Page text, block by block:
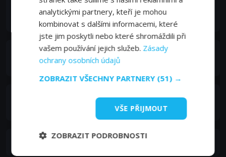
Billy Kearns
Mario David
Guillaume
Sophie Destrade
analytickými partnery, kteří je mohou
kombinovat s dalšími informacemi, které
jste jim poskytli nebo které shromáždili při
vašem používání jejich služeb. Zásady
ochrany osobních údajů
ZOBRAZIT VŠECHNY PARTNERY (51) →
VŠE PŘIJMOUT
ZOBRAZIT PODROBNOSTI